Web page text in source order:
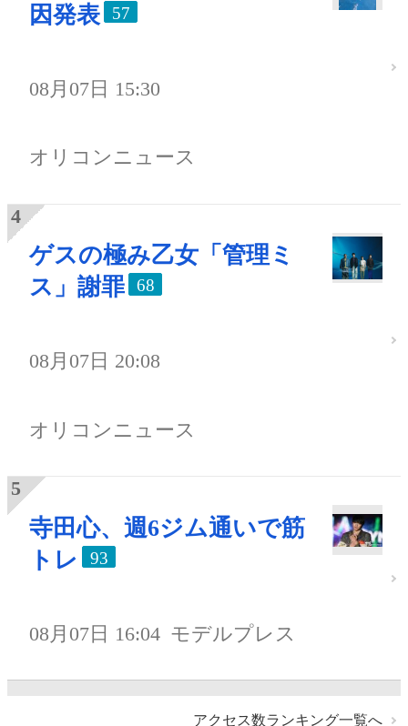
因発表
57
08月07日 15:30
オリコンニュース
ゲスの極み乙女「管理ミ
ス」謝罪
68
08月07日 20:08
オリコンニュース
寺田心、週6ジム通いで筋
トレ
93
08月07日 16:04 モデルプレス
アクセス数ランキング一覧へ